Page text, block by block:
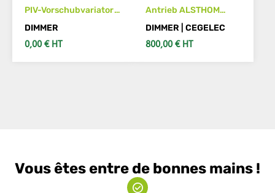
PIV-Vorschubvariator
für Pfauter P400
DIMMER
0,00 € HT
Antrieb ALSTHOM
CEGELEC 0,75kW
ALSPA MV 1003
ALSPAMV1003
DIMMER | CEGELEC
800,00 € HT
Vous êtes entre de bonnes mains !